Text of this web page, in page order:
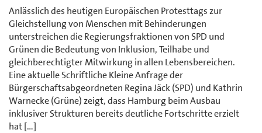
Anlässlich des heutigen Europäischen Protesttags zur
Gleichstellung von Menschen mit Behinderungen
unterstreichen die Regierungsfraktionen von SPD und
Grünen die Bedeutung von Inklusion, Teilhabe und
gleichberechtigter Mitwirkung in allen Lebensbereichen.
Eine aktuelle Schriftliche Kleine Anfrage der
Bürgerschaftsabgeordneten Regina Jäck (SPD) und Kathrin
Warnecke (Grüne) zeigt, dass Hamburg beim Ausbau
inklusiver Strukturen bereits deutliche Fortschritte erzielt
hat […]